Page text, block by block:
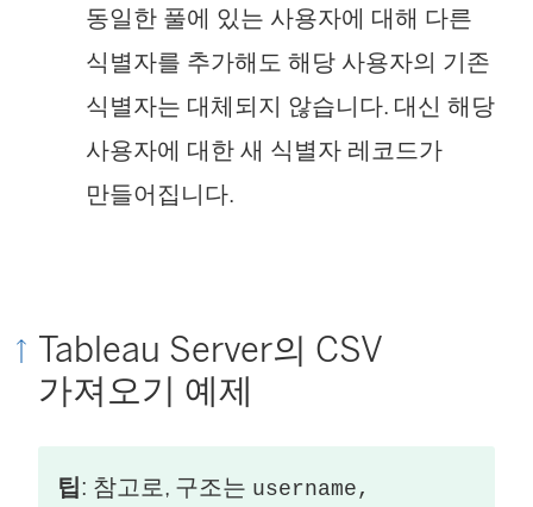
동일한 풀에 있는 사용자에 대해 다른
식별자를 추가해도 해당 사용자의 기존
식별자는 대체되지 않습니다. 대신 해당
사용자에 대한 새 식별자 레코드가
만들어집니다.
Tableau Server의 CSV
가져오기 예제
팁: 참고로, 구조는 username,